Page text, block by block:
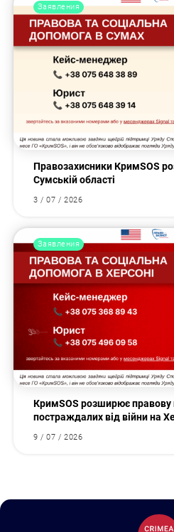
Заявления
Правозахисники КримSOS
Сумській області
3 / 07 / 2026
Заявления
КримSOS розширює правову
постраждалих від війни на
9 / 07 / 2026